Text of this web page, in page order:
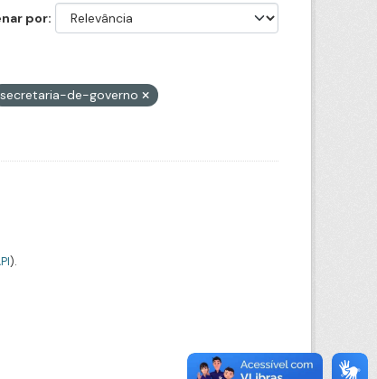
por
secretaria-de-governo
).